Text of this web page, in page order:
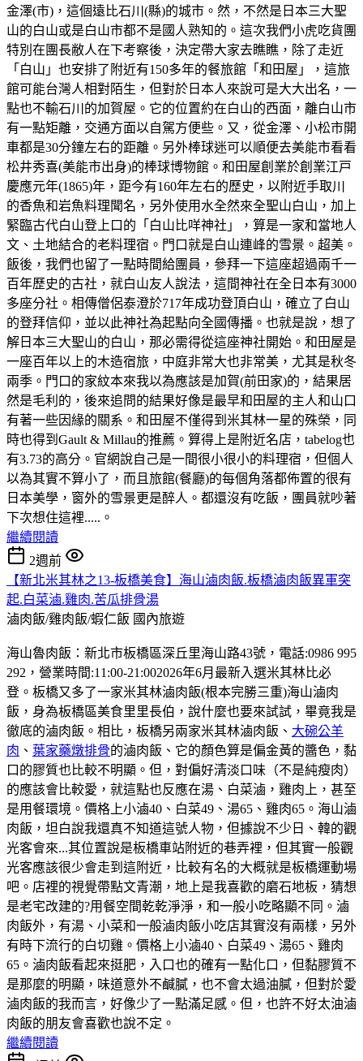
金澤(市)，這個遠比石川(縣)的城市。然，不然是日本三大聖
山的白山或是白山市都不是國人熟知的。這次我們小虎吃貨團
特別在團長敝人在下考察後，決定帶大家去瞧瞧，除了走近
「白山」也安排了附近有150多年的餐旅館「和田屋」，這旅
館可能台灣人相對陌生，但對於日本人來說可是大大出名，一
點也不輸石川的加賀屋。它的位置約在白山的西面，離白山市
有一點矩離，交通方面以自駕方便些。又，從金澤、小松市開
車都是30分鐘左右的距離。另外棒球迷可以順便去美能市看看
松井秀喜(美能市出身)的棒球博物館。和田屋創業於創業江戸
慶應元年(1865)年，距今有160年左右的歷史，以附近手取川
的香魚和岩魚料理聞名，另外使用水全然來全聖山白山，加上
緊臨古代白山登上口的「白山比咩神社」，算是一家和當地人
文、土地結合的老料理宿。門口就是白山連峰的雪景。超美。
飯後，我們也留了一點時間給團員，參拜一下這座超過兩千一
百年歷史的古社，就白山友人說法，這間神社在全日本有3000
多座分社。相傳僧侶泰澄於717年成功登頂白山，確立了白山
的登拜信仰，並以此神社為起點向全國傳播。也就是說，想了
解日本三大聖山的白山，那必需得從這座神社開始。和田屋是
一座百年以上的木造宿旅，中庭非常大也非常美，尤其是秋冬
兩季。門口的家紋本來我以為應該是加賀(前田家)的，結果居
然是毛利的，後來追問的結果好像是最早和田屋的主人和山口
有著一些因緣的關系。和田屋不僅得到米其林一星的殊榮，同
時也得到Gault & Millau的推薦。算得上是附近名店，tabelog也
有3.73的高分。官網說自己是一間很小很小的料理宿，但個人
以為其實不算小了，而且旅館(餐廳)的每個角落都佈置的很有
日本美學，窗外的雪景更是醉人。都還沒有吃飯，團員就吵著
下次想住這裡.....。
繼續閱讀
2週前
【新北米其林之13-板橋美食】海山滷肉飯.板橋滷肉飯異軍突
起.白菜滷.雞肉.苦瓜排骨湯
滷肉飯/雞肉飯/蝦仁飯 國內旅遊
海山魯肉飯：新北市板橋區深丘里海山路43號，電話:0986 995
292，營業時間:11:00-21:002026年6月最新入選米其林比必
登。板橋又多了一家米其林滷肉飯(根本完勝三重)海山滷肉
飯，身為板橋區美食里里長伯，說什麼也要來試試，畢竟我是
徹底的滷肉飯。相比，板橋另兩家米其林滷肉飯、 大碗公羊
肉 、 葉家藥燉排骨的滷肉飯、它的顏色算是偏金黃的醬色，黏
口的膠質也比較不明顯。但，對偏好清淡口味（不是純瘦肉）
的應該會比較愛，就這點也反應在湯、白菜滷，雞肉上，甚至
是用餐環境。價格上小滷40、白菜49、湯65、雞肉65。海山滷
肉飯，坦白說我還真不知道這號人物，但據說不少日、韓的觀
光客會來...其位置說是板橋車站附近的巷弄裡，但其實一般觀
光客應該很少會走到這附近，比較有名的大概就是板橋運動場
吧。店裡的視覺帶點文青潮，地上是我喜歡的磨石地板，猜想
是老宅改建的?用餐空間乾乾淨淨，和一般小吃略顯不同。滷
肉飯外，有湯、小菜和一般滷肉飯小吃店其實沒有兩樣，另外
有時下流行的白切雞。價格上小滷40、白菜49、湯65、雞肉
65。滷肉飯看起來挺肥，入口也的確有一點化口，但黏膠質不
是那麼的明顯，味道意外不鹹膩，也不會太過油膩，但對於愛
滷肉飯的我而言，好像少了一點滿足感。但，也許不好太油滷
肉飯的朋友會喜歡也說不定。
繼續閱讀